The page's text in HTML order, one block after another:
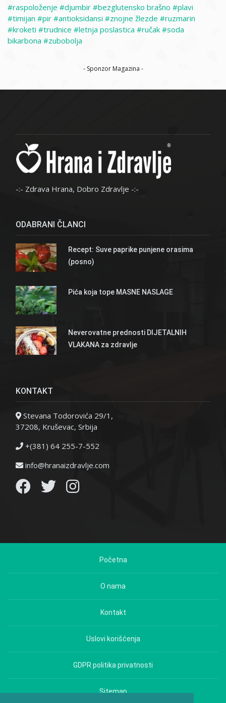
raspoloženje djumbir bezglutensko brašno
plavi
timijan
pir antioksidansi znojne žlezde
ruzmarin
kroketi
trudnice letnja poslastica ručak
soda
bikarbona
zubobolja
- Sponzor Magazina -
-:- Zdrava Hrana, Dobro Zdravlje -:-
ODABRANI ČLANCI
Recept: Suve paprike punjene orasima
(posno)
Pića koja tope MASNE NASLAGE
Neverovatne prednosti DIJETALNIH
VLAKANA za zdravlje
KONTAKT
Stevana Todorovića 29/1,
37208, Kruševac, Srbija
+(381) 64 255-7-552
info@hranaizdravlje.com
Početna
O nama
Kontakt
Uslovi korišćenja
GDPR politika privatnosti
Sitemap